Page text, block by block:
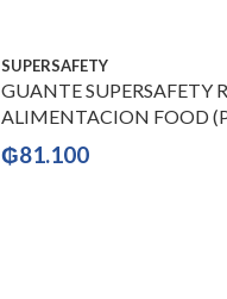
SUPERSAFETY
GUANTE SUPERSAFETY
ALIMENTACION FOOD
₲81.100